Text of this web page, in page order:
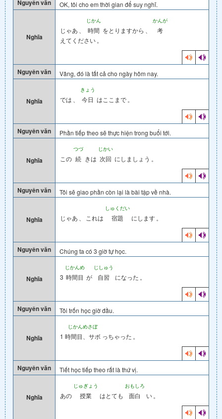
Nguyên văn OK, tôi cho em thời gian để suy nghĩ.
Nghĩa
じゃあ
じかん
時間 をとりますから
かんが
考
えてください 。
Nguyên văn Vâng, đó là tất cả cho ngày hôm nay.
Nghĩa では
きょう
今日 はここまで 。
Nguyên văn Phần tiếp theo sẽ thực hiện trong buổi tới.
Nghĩa この
つづ
続 きは
じかい
次回 にしましょう 。
Nguyên văn Tôi sẽ giao phần còn lại là bài tập về nhà.
Nghĩa じゃあ これは
しゅくだい
宿題 にします 。
Nguyên văn Chúng ta có 3 giờ tự học.
Nghĩa 3
じかんめ
時間目 が
じしゅう
自習 になった 。
Nguyên văn Tôi trốn học giờ đầu.
Nghĩa 1
じかんめさぼ
時間目、サボ っちゃった 。
Nguyên văn Tiết học tiếp theo rất là thứ vị.
Nghĩa あの
じゅぎょう
授業 はとても
おもしろ
面白 い 。